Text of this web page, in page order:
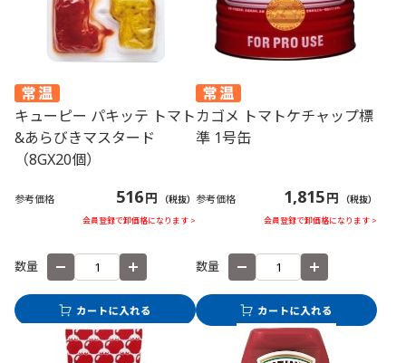
キューピー パキッテ トマト
&あらびきマスタード
（8GX20個）
参考価格 516円 （税抜）
会員登録で卸価格になります >
数量
カゴメ トマトケチャップ標
準 1号缶
参考価格 1,815円 （税抜）
会員登録で卸価格になります >
数量